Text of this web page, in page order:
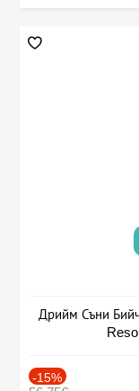
Дрийм Съни
-15%